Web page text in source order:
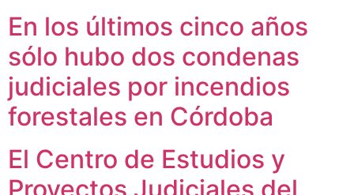
En los últimos cinco años
sólo hubo dos condenas
judiciales por incendios
forestales en Córdoba
El Centro de Estudios y